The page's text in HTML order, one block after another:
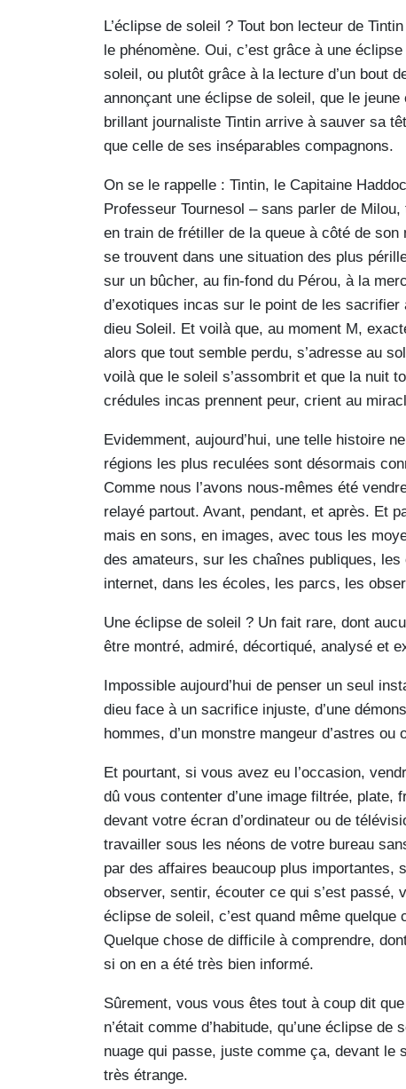
L’éclipse de soleil ? Tout bon lecteur de
le phénomène. Oui, c’est grâce à une éclipse
soleil, ou plutôt grâce à la lecture d’un bout
annonçant une éclipse de soleil, que le jeune
brillant journaliste Tintin arrive à sauver sa
que celle de ses inséparables compagnons.
On se le rappelle : Tintin, le Capitaine
Professeur Tournesol – sans parler de Milou,
en train de frétiller de la queue à côté de son
se trouvent dans une situation des plus
sur un bûcher, au fin-fond du Pérou, à la
d’exotiques incas sur le point de les sacrifier
dieu Soleil. Et voilà que, au moment M,
alors que tout semble perdu, s’adresse au
voilà que le soleil s’assombrit et que la nuit
crédules incas prennent peur, crient au
Evidemment, aujourd’hui, une telle histoire
régions les plus reculées sont désormais
Comme nous l’avons nous-mêmes été
relayé partout. Avant, pendant, et après. Et
mais en sons, en images, avec tous les
des amateurs, sur les chaînes publiques,
internet, dans les écoles, les parcs, les
Une éclipse de soleil ? Un fait rare, dont
être montré, admiré, décortiqué, analysé et
Impossible aujourd’hui de penser un seul
dieu face à un sacrifice injuste, d’une
hommes, d’un monstre mangeur d’astres
Et pourtant, si vous avez eu l’occasion,
dû vous contenter d’une image filtrée,
devant votre écran d’ordinateur ou de
travailler sous les néons de votre bureau
par des affaires beaucoup plus importantes,
observer, sentir, écouter ce qui s’est passé,
éclipse de soleil, c’est quand même
Quelque chose de difficile à comprendre,
si on en a été très bien informé.
Sûrement, vous vous êtes tout à coup dit
n’était comme d’habitude, qu’une éclipse
nuage qui passe, juste comme ça, devant le
très étrange.